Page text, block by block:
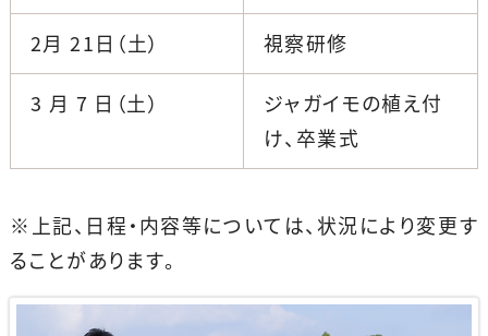
2月 21日（土） 視察研修
3 月 7 日（土）
ジャガイモの植え付
け、卒業式
※上記、日程・内容等については、状況により変更す
ることがあります。